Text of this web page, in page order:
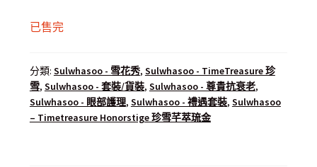
已售完
分類: Sulwhasoo - 雪花秀, Sulwhasoo - TimeTreasure 珍
雪, Sulwhasoo - 套裝/貨裝, Sulwhasoo - 尊貴抗衰老,
Sulwhasoo - 眼部護理, Sulwhasoo - 禮遇套裝, Sulwhasoo
– Timetreasure Honorstige 珍雪芊萃琉金